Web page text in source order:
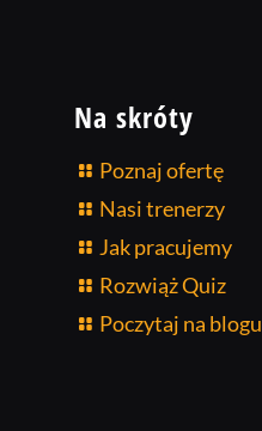
Na skróty
Poznaj ofertę
Nasi trenerzy
Jak pracujemy
Rozwiąż Quiz
Poczytaj na blogu